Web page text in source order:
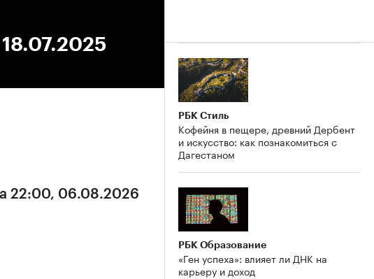
22:00, 06.08.2026
РБК Стиль
Кофейня в пещере, древний Дербент
и искусство: как познакомиться с
Дагестаном
РБК Образование
«Ген успеха»: влияет ли ДНК на
карьеру и доход